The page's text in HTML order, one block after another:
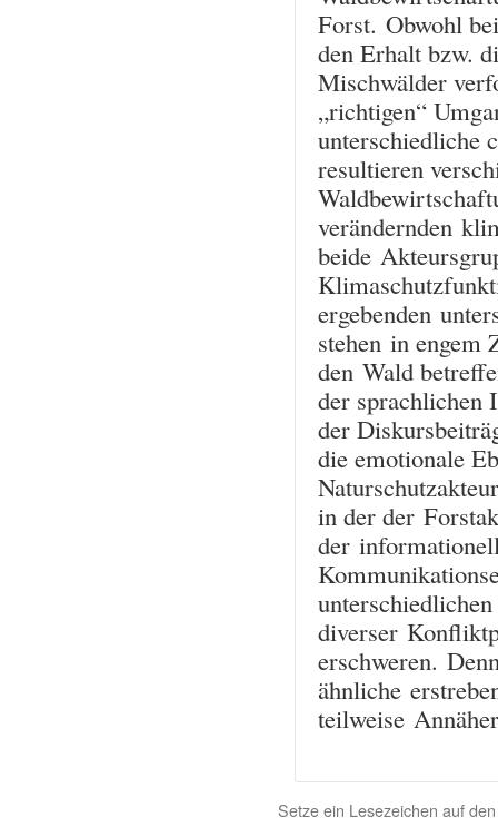
Forst. Obwohl
den Erhalt bzw.
Mischwälder
„richtigen“
unterschiedliche
resultieren
verändernden
beide
ergebenden
stehen in engem
den Wald
der sprachlichen
der
die emotionale
in der der
der
diverser
erschweren.
ähnliche
teilweise
Setze ein Lesezeichen auf